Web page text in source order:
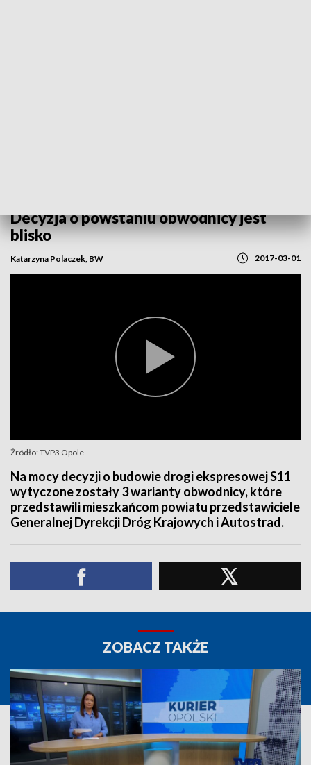
Decyzja o powstaniu obwodnicy jest
blisko
Katarzyna Polaczek, BW 2017-03-01
Źródło: TVP3 Opole
Na mocy decyzji o budowie drogi ekspresowej S11
wytyczone zostały 3 warianty obwodnicy, które
przedstawili mieszkańcom powiatu przedstawiciele
Generalnej Dyrekcji Dróg Krajowych i Autostrad.
ZOBACZ TAKŻE